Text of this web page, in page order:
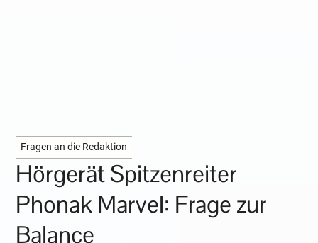
Fragen an die Redaktion
Hörgerät Spitzenreiter
Phonak Marvel: Frage zur
Balance